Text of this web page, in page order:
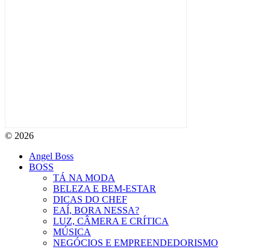
© 2026
Angel Boss
BOSS
TÁ NA MODA
BELEZA E BEM-ESTAR
DICAS DO CHEF
EAÍ, BORA NESSA?
LUZ, CÂMERA E CRÍTICA
MÚSICA
NEGÓCIOS E EMPREENDEDORISMO